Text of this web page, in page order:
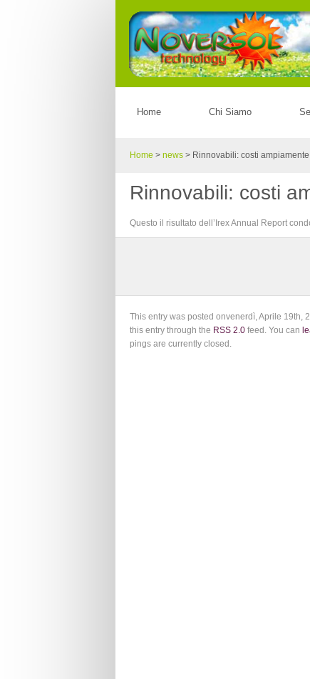
Home Chi Siamo
Home > news > Rinnovabili: costi
Rinnovabili: costi
Questo il risultato dell’Irex Annual Report
This entry was posted onvenerdì, Aprile 19th,
this entry through the RSS 2.0 feed. You can
pings are currently closed.